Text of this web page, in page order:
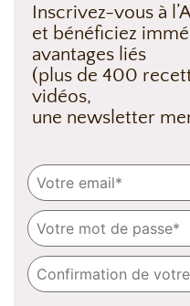
Inscrivez-vous à
et bénéficiez
avantages liés
(plus de 400
vidéos,
une newsletter